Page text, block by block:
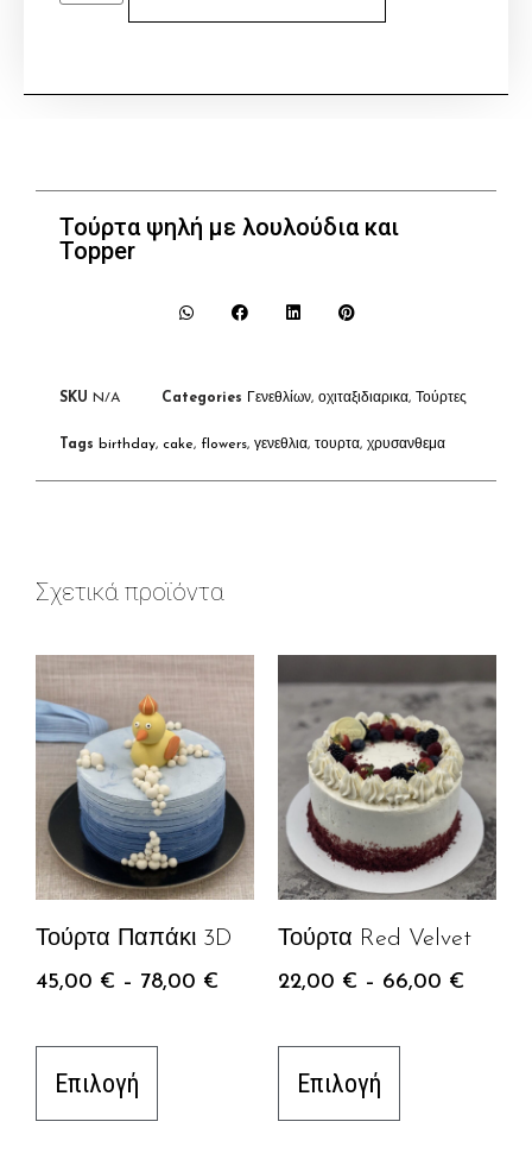
Τούρτα ψηλή με λουλούδια και
Topper
SKU N/A Categories Γενεθλίων, οχιταξιδιαρικα, Τούρτες
Tags birthday, cake, flowers, γενεθλια, τουρτα, χρυσανθεμα
Σχετικά προϊόντα
Τούρτα Παπάκι 3D
45,00 € – 78,00 €
Επιλογή
Τούρτα Red Velvet
22,00 € – 66,00 €
Επιλογή